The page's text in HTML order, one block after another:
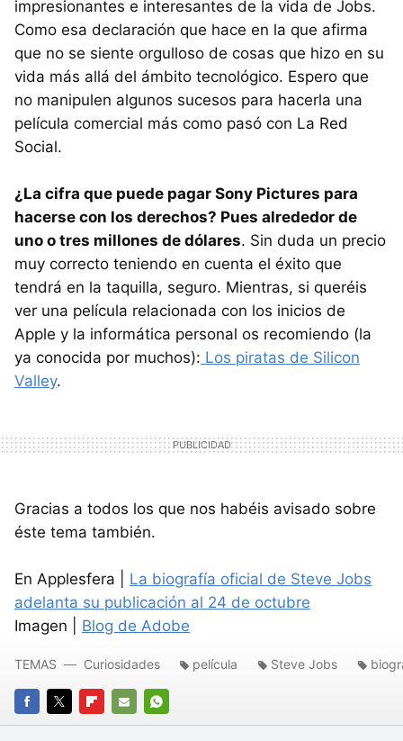
impresionantes e interesantes de la vida de Jobs.
Como esa declaración que hace en la que afirma
que no se siente orgulloso de cosas que hizo en su
vida más allá del ámbito tecnológico. Espero que
no manipulen algunos sucesos para hacerla una
película comercial más como pasó con La Red
Social.
¿La cifra que puede pagar Sony Pictures para
hacerse con los derechos? Pues alrededor de
uno o tres millones de dólares. Sin duda un precio
muy correcto teniendo en cuenta el éxito que
tendrá en la taquilla, seguro. Mientras, si queréis
ver una película relacionada con los inicios de
Apple y la informática personal os recomiendo (la
ya conocida por muchos): Los piratas de Silicon
Valley.
Gracias a todos los que nos habéis avisado sobre
éste tema también.
En Applesfera | La biografía oficial de Steve Jobs
adelanta su publicación al 24 de octubre
Imagen | Blog de Adobe
FACEBOOK
TWITTERFLIPBOARD
E-
WHATSAPP
TEMAS Curiosidades película Steve Jobs